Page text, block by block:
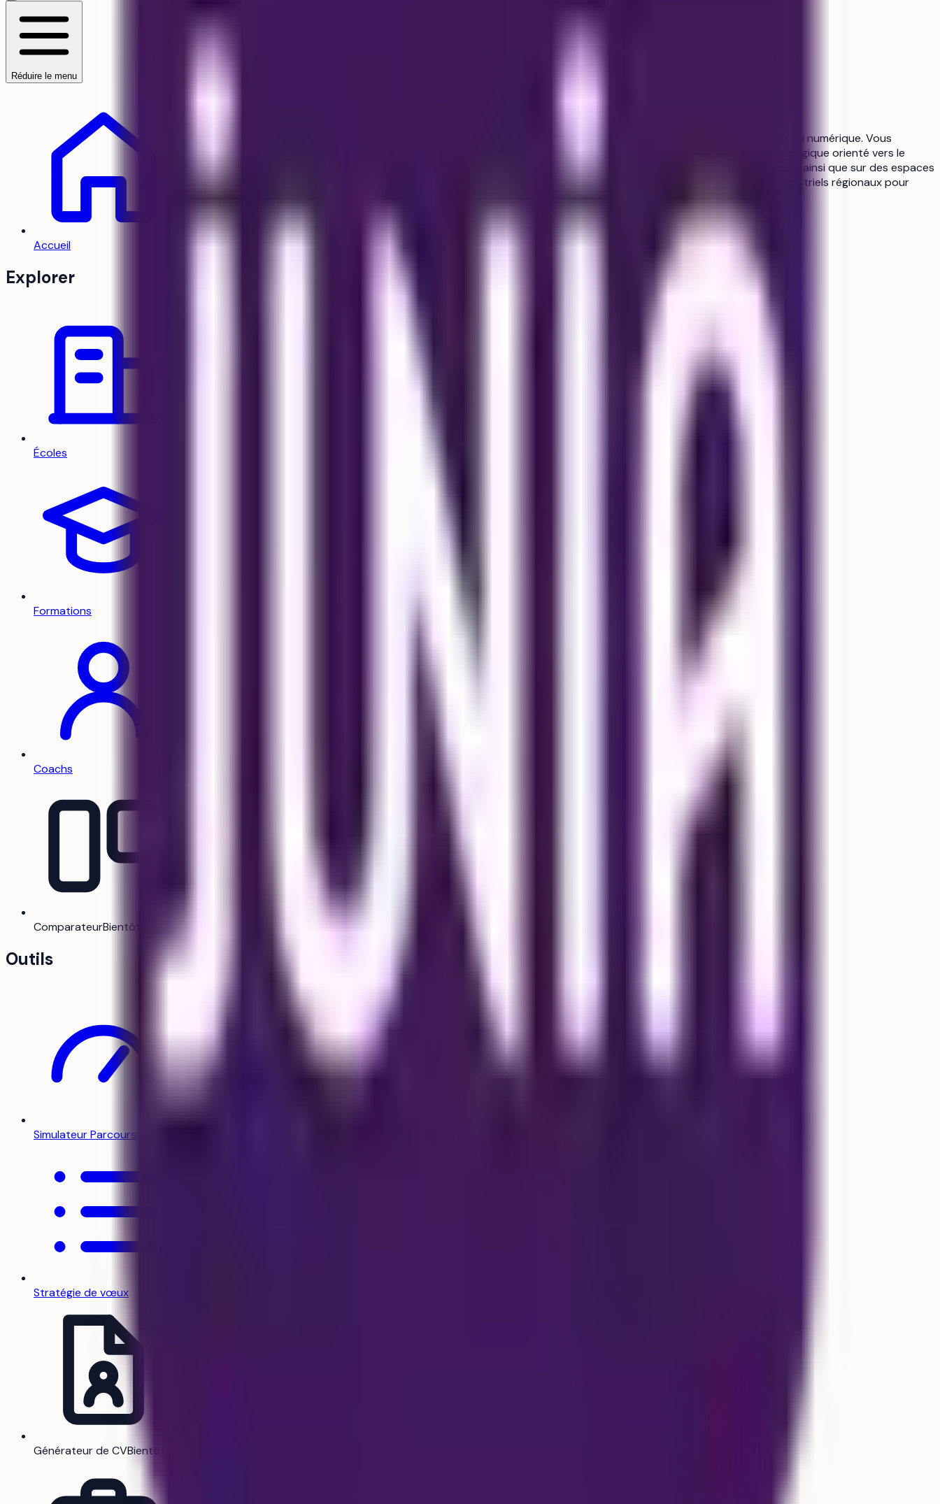
Réduire le menu
Accueil
Explorer
Écoles
Formations
Coachs
ComparateurBientôt
Outils
Simulateur Parcoursup
Stratégie de vœux
Générateur de CVBientôt
Accueil
Diplôme d'ingénieur
Formation d'ingénieur Bac + 5 - Bacs Technologiques
Formation d’ingénieur Bac + 5 à l’HEI Lille, destinée aux bacs technologiques, vous prépare aux métiers de l’industrie et du numérique. Vous
bénéficiez d’un enseignement structuré alliant théorie avancée et projets pratiques, avec un accompagnement pédagogique orienté vers le
marché de l’emploi. Les cours sont dispensés dans des laboratoires spécialisés (informatique, électronique, mécanique) ainsi que sur des espaces
collaboratifs favorisant les travaux en équipe. L’établissement profite également d’un réseau solide de partenaires industriels régionaux pour